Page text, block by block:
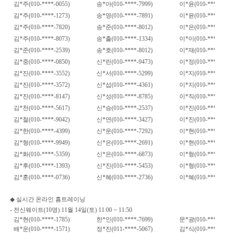
김*주(010-****-0055) 송*아(010-****-7999) 이 *윤(010-****-
김*주(010-****-1273) 송*영(010-****-7891) 이 *윤(010-****-
김*주(010-****-7820) 송*준(010-****-8012) 이 *은(010-****-
김*주(010-****-8073) 송*출(010-****-1334) 이 *이 (010-****-
김*준(010-****-2539) 송*호(010-****-8012) 이 *재(010-****-
김*중(010-****-0850) 신*린(010-****-9473) 이 *정(010-****-
김*진(010-****-3552) 신*서(010-****-5299) 이 *지 (010-****-
김*진(010-****-3572) 신*섭(010-****-4361) 이 *지 (010-****-
김*진(010-****-8147) 신*성(010-****-8785) 이 *직(010-****-
김*천(010-****-5617) 신*승(010-****-2537) 이 *진(010-****-
김*철(010-****-9042) 신*연(010-****-3427) 이 *진(010-****-
김*한(010-****-4399) 신*운(010-****-7292) 이 *현(010-****-
김*형(010-****-9949) 신*은(010-****-2691) 이 *현(010-****-
김*화(010-****-5359) 신*은(010-****-6873) 이 *형(010-****-
김*후(010-****-1393) 신*진(010-****-5453) 이 *형(010-****-
김*훈(010-****-0736) 신*혜 (010-****-2736) 이 *혜 (010-****-
◆ 실시간 온라인 홈트레이닝
- 전신웨이트(10명) 11월 14일(토) 11:00 ~ 11:50
김*현(010-****-1785) 한*인(010-****-7699) 문*광(010-****-
배*운(010-****-1571) 정*진(011-****-5067) 김*식(010-****-